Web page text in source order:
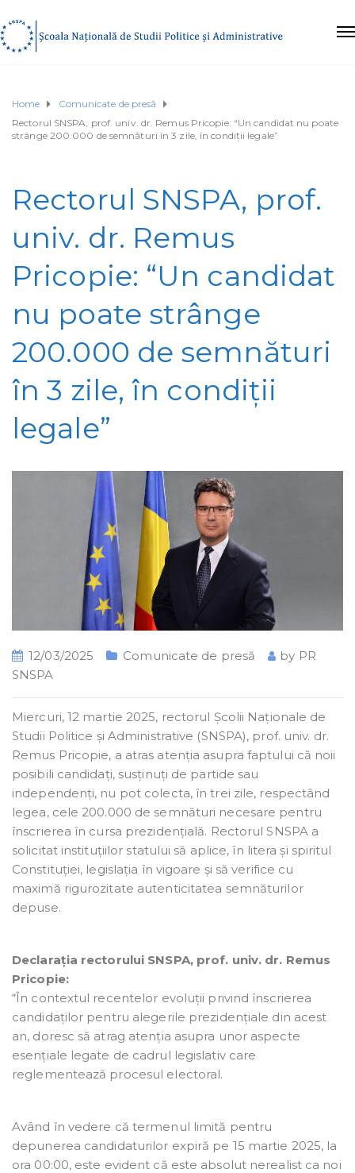
Home
Comunicate de presă
Rectorul SNSPA, prof. univ. dr. Remus Pricopie: “Un candidat nu poate
strânge 200.000 de semnături în 3 zile, în condiții legale”
Rectorul SNSPA, prof.
univ. dr. Remus
Pricopie: “Un candidat
nu poate strânge
200.000 de semnături
în 3 zile, în condiții
legale”
12/03/2025 Comunicate de presă by PR
SNSPA
Miercuri, 12 martie 2025, rectorul Școlii Naționale de
Studii Politice și Administrative (SNSPA), prof. univ. dr.
Remus Pricopie, a atras atenția asupra faptului că noii
posibili candidați, susținuți de partide sau
independenți, nu pot colecta, în trei zile, respectând
legea, cele 200.000 de semnături necesare pentru
înscrierea în cursa prezidențială. Rectorul SNSPA a
solicitat instituțiilor statului să aplice, în litera și spiritul
Constituției, legislația în vigoare și să verifice cu
maximă rigurozitate autenticitatea semnăturilor
depuse.
Declarația rectorului SNSPA, prof. univ. dr. Remus
Pricopie:
“În contextul recentelor evoluții privind înscrierea
candidaților pentru alegerile prezidențiale din acest
an, doresc să atrag atenția asupra unor aspecte
esențiale legate de cadrul legislativ care
reglementează procesul electoral.
Având în vedere că termenul limită pentru
depunerea candidaturilor expiră pe 15 martie 2025, la
ora 00:00, este evident că este absolut nerealist ca noi